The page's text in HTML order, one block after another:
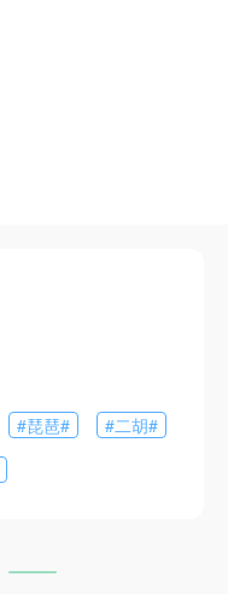
#琵琶# #二胡#